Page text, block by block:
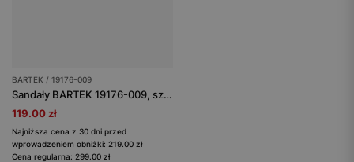
BARTEK / 19176-009
Sandały BARTEK 19176-009, szaro-pomarańczowy
119.00 zł
Najniższa cena z 30 dni przed
wprowadzeniem obniżki: 219.00 zł
Cena regularna: 299.00 zł